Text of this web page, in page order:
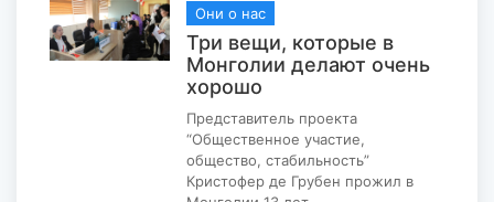
Они о нас
Три вещи, которые в
Монголии делают очень
хорошо
Представитель проекта
“Общественное участие,
общество, стабильность”
Кристофер де Грубен прожил в